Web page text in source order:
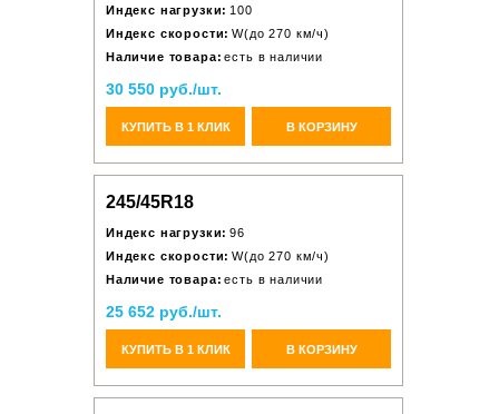
Индекс нагрузки: 100
Индекс скорости: W(до 270 км/ч)
Наличие товара: есть в наличии
30 550 руб./шт.
КУПИТЬ В 1 КЛИК В КОРЗИНУ
245/45R18
Индекс нагрузки: 96
Индекс скорости: W(до 270 км/ч)
Наличие товара: есть в наличии
25 652 руб./шт.
КУПИТЬ В 1 КЛИК В КОРЗИНУ